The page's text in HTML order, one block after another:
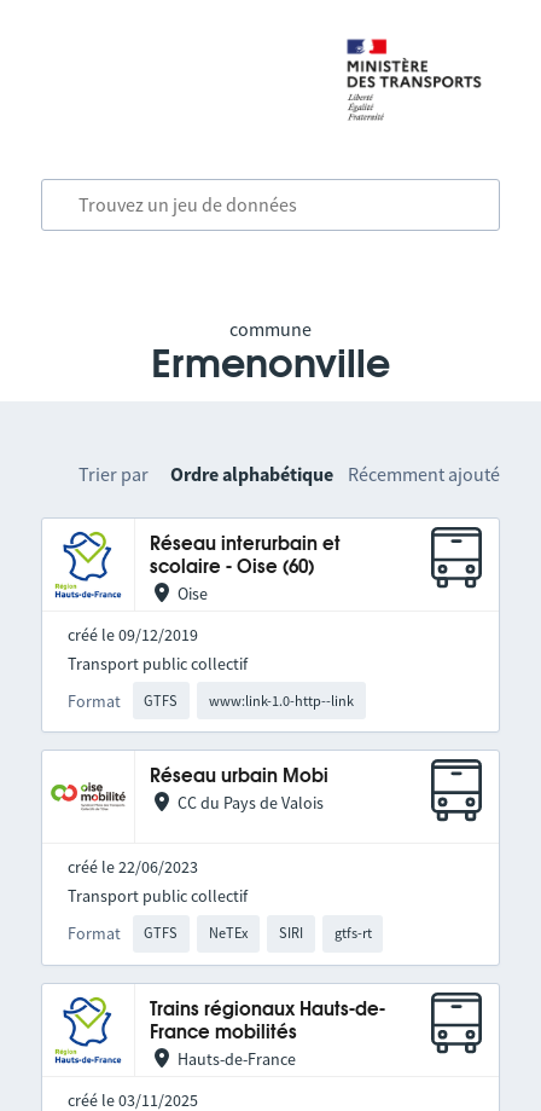
commune
Ermenonville
Trier par Ordre alphabétique Récemment ajouté
Réseau interurbain et
scolaire - Oise (60)
Oise
créé le 09/12/2019
Format GTFS www:link-1.0-http--link
Transport public collectif
Réseau urbain Mobi
CC du Pays de Valois
créé le 22/06/2023
Format GTFS NeTEx SIRI gtfs-rt
Transport public collectif
Trains régionaux Hauts-de-
France mobilités
Hauts-de-France
créé le 03/11/2025